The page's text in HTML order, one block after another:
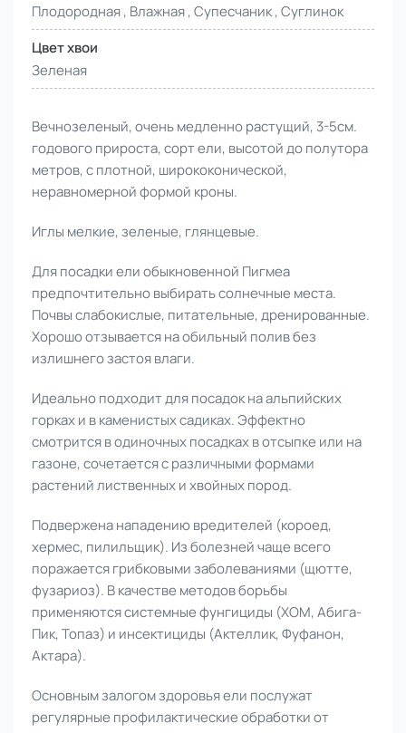
Плодородная , Влажная , Супесчаник , Суглинок
Цвет хвои
Зеленая
Вечнозеленый, очень медленно растущий, 3-5см.
годового прироста, сорт ели, высотой до полутора
метров, с плотной, ширококонической,
неравномерной формой кроны.
Иглы мелкие, зеленые, глянцевые.
Для посадки ели обыкновенной Пигмеа
предпочтительно выбирать солнечные места.
Почвы слабокислые, питательные, дренированные.
Хорошо отзывается на обильный полив без
излишнего застоя влаги.
Идеально подходит для посадок на альпийских
горках и в каменистых садиках. Эффектно
смотрится в одиночных посадках в отсыпке или на
газоне, сочетается с различными формами
растений лиственных и хвойных пород.
Подвержена нападению вредителей (короед,
хермес, пилильщик). Из болезней чаще всего
поражается грибковыми заболеваниями (щютте,
фузариоз). В качестве методов борьбы
применяются системные фунгициды (ХОМ, Абига-
Пик, Топаз) и инсектициды (Актеллик, Фуфанон,
Актара).
Основным залогом здоровья ели послужат
регулярные профилактические обработки от